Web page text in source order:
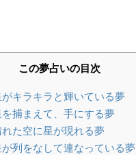
この夢占いの目次
がキラキラと輝いている夢
を捕まえて、手にする夢
れた空に星が現れる夢
が列をなして連なっている夢